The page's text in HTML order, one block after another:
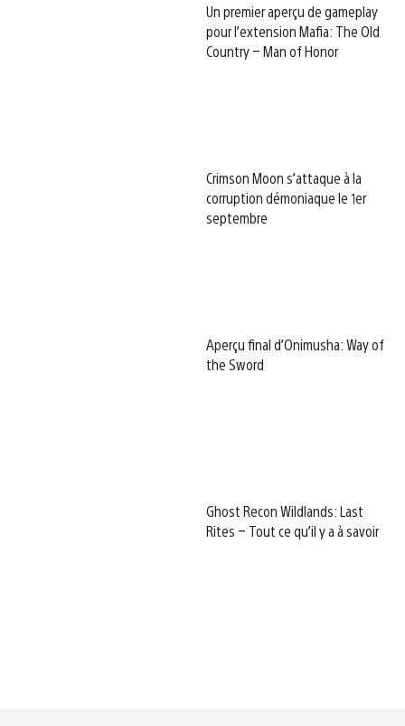
Un premier aperçu de gameplay
pour l’extension Mafia: The Old
Country – Man of Honor
Crimson Moon s’attaque à la
corruption démoniaque le 1er
septembre
Aperçu final d’Onimusha: Way of
the Sword
Ghost Recon Wildlands: Last
Rites – Tout ce qu’il y a à savoir